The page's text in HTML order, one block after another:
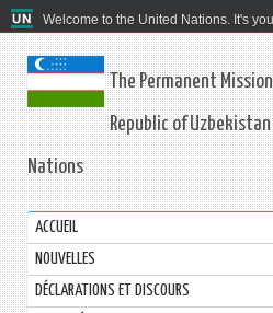
Welcome to the United Nations. It's
The Permanent
Republic of
Nations
ACCUEIL
NOUVELLES
DÉCLARATIONS ET DISCOURS